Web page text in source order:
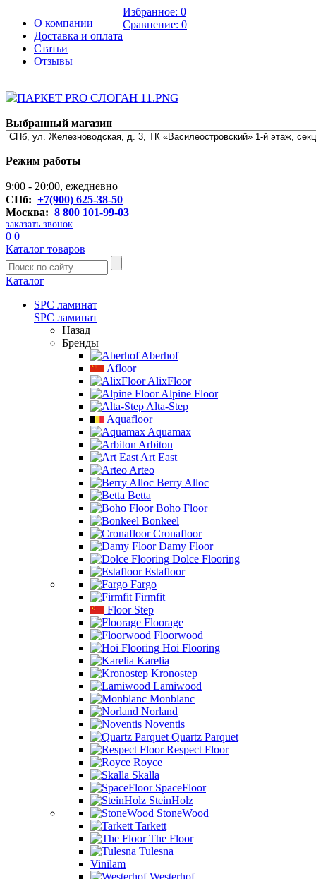
О компании
Доставка и оплата
Статьи
Отзывы
Избранное: 0
Сравнение: 0
Выбранный магазин
Режим работы
9:00 - 20:00, ежедневно
СПб: +7(900) 625-38-50
Москва: 8 800 101-99-03
заказать звонок
0 0
Каталог товаров
Каталог
SPC ламинат
SPC ламинат
Назад
Бренды
Aberhof
Afloor
AlixFloor
Alpine Floor
Alta-Step
Aquafloor
Aquamax
Arbiton
Art East
Arteo
Berry Alloc
Betta
Boho Floor
Bonkeel
Cronafloor
Damy Floor
Dolce Flooring
Estafloor
Fargo
Firmfit
Floor Step
Floorage
Floorwood
Hoi Flooring
Karelia
Kronostep
Lamiwood
Monblanc
Norland
Noventis
Quartz Parquet
Respect Floor
Royce
Skalla
SpaceFloor
SteinHolz
StoneWood
Tarkett
The Floor
Tulesna
Vinilam
Westerhof